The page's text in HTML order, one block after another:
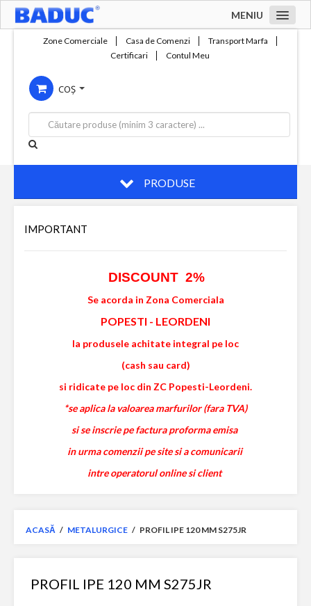
MENIU
Compania
Servicii
Productie
Contact
Zone Comerciale Casa de Comenzi
Transport Marfa
Certificari
Contul Meu
COȘ
PRODUSE
IMPORTANT
DISCOUNT 2%
Se acorda in Zona Comerciala
POPESTI - LEORDENI
la produsele achitate integral pe loc
(cash sau card)
si ridicate pe loc din ZC Popesti-Leordeni.
*se aplica la valoarea marfurilor (fara TVA)
si se inscrie pe factura proforma emisa
in urma comenzii pe site si a comunicarii
intre operatorul online si client
ACASĂ / METALURGICE / PROFIL IPE 120 MM S275JR
PROFIL IPE 120 MM S275JR